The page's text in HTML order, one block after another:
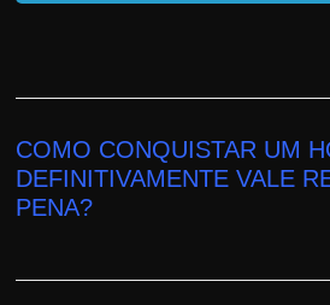
COMO CONQUISTAR UM
DEFINITIVAMENTE VALE
PENA?